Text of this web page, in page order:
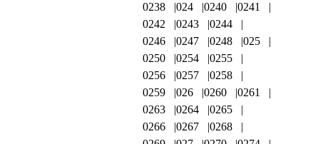
0238
024 0240
0241
0242
0243
0244
0246
0247 0248
025
0250
0254
0255
0256
0257
0258
0259
026 0260
0261
0263
0264
0265
0266
0267
0268